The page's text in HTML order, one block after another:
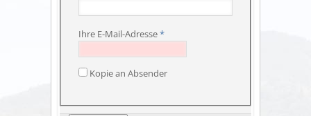
Ihre E-Mail-Adresse*
Kopie an Absender